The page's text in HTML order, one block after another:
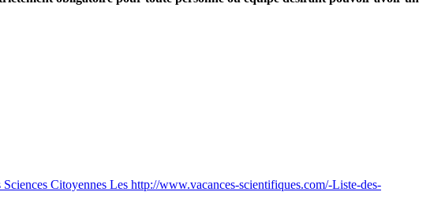
Sciences Citoyennes Les http://www.vacances-scientifiques.com/-Liste-des-